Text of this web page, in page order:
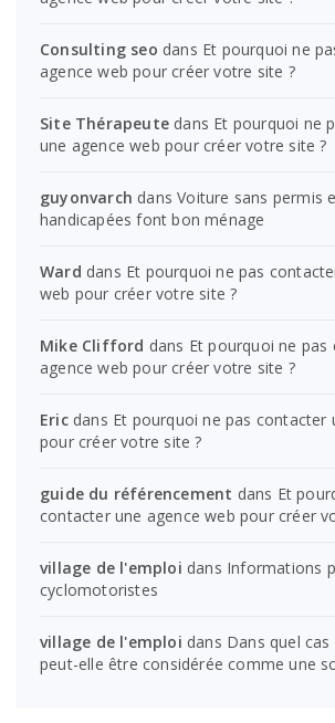
Consulting seo dans Et pourquoi ne
agence web pour créer votre site ?
Site Thérapeute dans Et pourquoi ne
une agence web pour créer votre site ?
guyonvarch dansVoiture sans permis
handicapées font bon ménage
Ward dans Et pourquoi ne pas
web pour créer votre site ?
Mike Clifford dans Et pourquoi ne pas
agence web pour créer votre site ?
Ericdans Et pourquoi ne pas contacter
pour créer votre site ?
guide du référencement dans Et
contacter une agence web pour créer
village de l'emploi dans Informations
cyclomotoristes
village de l'emploi dans Dans quel
peut-elle être considérée comme une